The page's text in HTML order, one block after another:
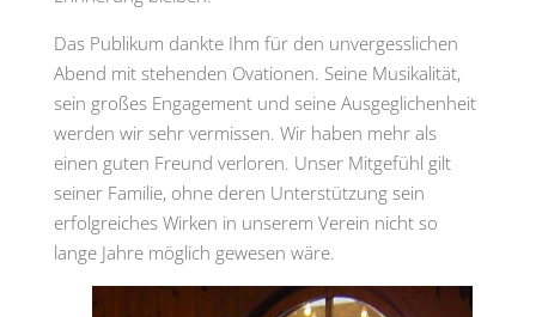
Das Publikum dankte Ihm für den unvergesslichen
Abend mit stehenden Ovationen. Seine Musikalität,
sein großes Engagement und seine Ausgeglichenheit
werden wir sehr vermissen. Wir haben mehr als
einen guten Freund verloren. Unser Mitgefühl gilt
seiner Familie, ohne deren Unterstützung sein
erfolgreiches Wirken in unserem Verein nicht so
lange Jahre möglich gewesen wäre.